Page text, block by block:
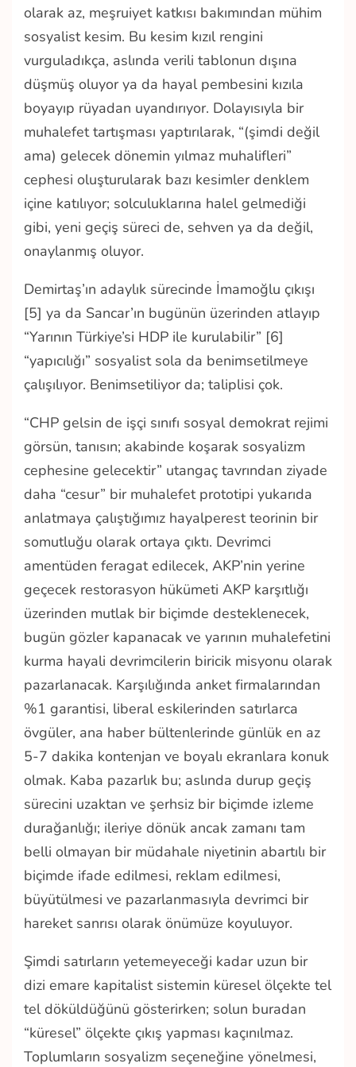
olarak az, meşruiyet katkısı bakımından mühim
sosyalist kesim. Bu kesim kızıl rengini
vurguladıkça, aslında verili tablonun dışına
düşmüş oluyor ya da hayal pembesini kızıla
boyayıp rüyadan uyandırıyor. Dolayısıyla bir
muhalefet tartışması yaptırılarak, “(şimdi değil
ama) gelecek dönemin yılmaz muhalifleri”
cephesi oluşturularak bazı kesimler denklem
içine katılıyor; solculuklarına halel gelmediği
gibi, yeni geçiş süreci de, sehven ya da değil,
onaylanmış oluyor.
Demirtaş’ın adaylık sürecinde İmamoğlu çıkışı
[5] ya da Sancar’ın bugünün üzerinden atlayıp
“Yarının Türkiye’si HDP ile kurulabilir” [6]
“yapıcılığı” sosyalist sola da benimsetilmeye
çalışılıyor. Benimsetiliyor da; taliplisi çok.
“CHP gelsin de işçi sınıfı sosyal demokrat rejimi
görsün, tanısın; akabinde koşarak sosyalizm
cephesine gelecektir” utangaç tavrından ziyade
daha “cesur” bir muhalefet prototipi yukarıda
anlatmaya çalıştığımız hayalperest teorinin bir
somutluğu olarak ortaya çıktı. Devrimci
amentüden feragat edilecek, AKP’nin yerine
geçecek restorasyon hükümeti AKP karşıtlığı
üzerinden mutlak bir biçimde desteklenecek,
bugün gözler kapanacak ve yarının muhalefetini
kurma hayali devrimcilerin biricik misyonu olarak
pazarlanacak. Karşılığında anket firmalarından
%1 garantisi, liberal eskilerinden satırlarca
övgüler, ana haber bültenlerinde günlük en az
5-7 dakika kontenjan ve boyalı ekranlara konuk
olmak. Kaba pazarlık bu; aslında durup geçiş
sürecini uzaktan ve şerhsiz bir biçimde izleme
durağanlığı; ileriye dönük ancak zamanı tam
belli olmayan bir müdahale niyetinin abartılı bir
biçimde ifade edilmesi, reklam edilmesi,
büyütülmesi ve pazarlanmasıyla devrimci bir
hareket sanrısı olarak önümüze koyuluyor.
Şimdi satırların yetemeyeceği kadar uzun bir
dizi emare kapitalist sistemin küresel ölçekte tel
tel döküldüğünü gösterirken; solun buradan
“küresel” ölçekte çıkış yapması kaçınılmaz.
Toplumların sosyalizm seçeneğine yönelmesi,